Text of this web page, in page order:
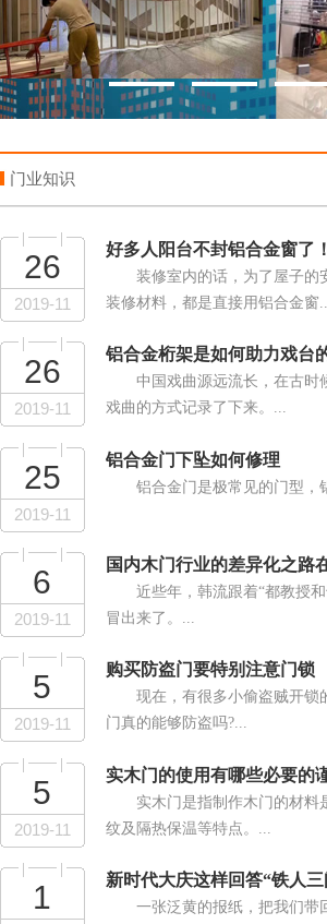
门业知识
26
2019-11
好多人阳台不封铝合金窗了
装修室内的话，为了屋子的
装修材料，都是直接用铝合金窗...
26
2019-11
铝合金桁架是如何助力戏台
中国戏曲源远流长，在古时
戏曲的方式记录了下来。...
25
2019-11
铝合金门下坠如何修理
铝合金门是极常见的门型，
6
2019-11
国内木门行业的差异化之路
近些年，韩流跟着“都教授
冒出来了。...
5
2019-11
购买防盗门要特别注意门锁
现在，有很多小偷盗贼开锁
门真的能够防盗吗?...
5
2019-11
实木门的使用有哪些必要的
实木门是指制作木门的材料
纹及隔热保温等特点。...
1 新时代大庆这样回答“铁人三
一张泛黄的报纸，把我们带